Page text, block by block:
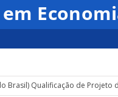
Brasil) Qualificação de Projeto